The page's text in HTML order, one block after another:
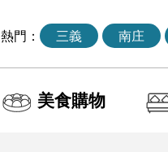
熱門： 三義 南庄
美食購物